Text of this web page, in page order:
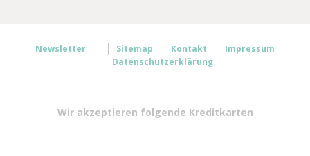
Newsletter Sitemap Kontakt
Impressum
Datenschutzerklärung
Wir akzeptieren folgende Kreditkarten